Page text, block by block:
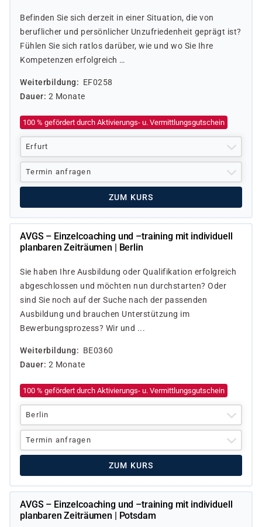
Befinden Sie sich derzeit in einer Situation, die von
beruflicher und persönlicher Unzufriedenheit geprägt ist?
Fühlen Sie sich ratlos darüber, wie und wo Sie Ihre
Kompetenzen erfolgreich …
Weiterbildung
EF0258
Dauer 2 Monate
100 % gefördert durch Aktivierungs- u. Vermittlungsgutschein
Erfurt
Termin anfragen
ZUM KURS
AVGS – Einzelcoaching und –training mit individuell
planbaren Zeiträumen | Berlin
Sie haben Ihre Ausbildung oder Qualifikation erfolgreich
abgeschlossen und möchten nun durchstarten? Oder
sind Sie noch auf der Suche nach der passenden
Ausbildung und brauchen Unterstützung im
Bewerbungsprozess? Wir und ...
Weiterbildung
BE0360
Dauer 2 Monate
100 % gefördert durch Aktivierungs- u. Vermittlungsgutschein
Berlin
Termin anfragen
ZUM KURS
AVGS – Einzelcoaching und –training mit individuell
planbaren Zeiträumen | Potsdam